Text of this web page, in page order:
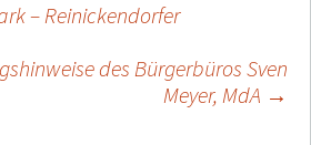
– Reinickendorfer
des Bürgerbüros Sven
Meyer, MdA →